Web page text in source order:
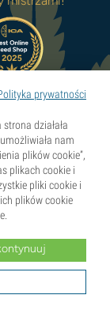
prywatności
działała
nam
plików cookie”,
plikach cookie i
pliki cookie i
plików cookie